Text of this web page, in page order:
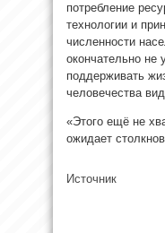
потребление
технологии и
численности
окончательно не
поддерживать
человечества
«Этого ещё не
ожидает
Источник